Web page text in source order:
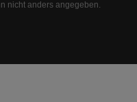
nicht anders angegeben.